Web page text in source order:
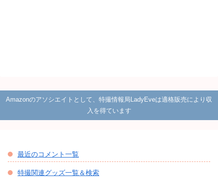
Amazonのアソシエイトとして、特撮情報局LadyEveは適格販売により収
入を得ています
最近のコメント一覧
特撮関連グッズ一覧＆検索